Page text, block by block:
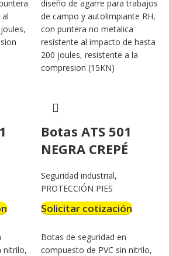
diseño de agarre para trabajos
de campo y autolimpiante RH,
con puntera no metalica
resistente al impacto de hasta
200 joules, resistente a la
compresion (15KN)
nitrilo,
Botas ATS 501
NEGRA CREPÉ
Seguridad industrial,
PROTECCIÓN PIES
Solicitar cotización
Botas de seguridad en
compuesto de PVC sin nitrilo,